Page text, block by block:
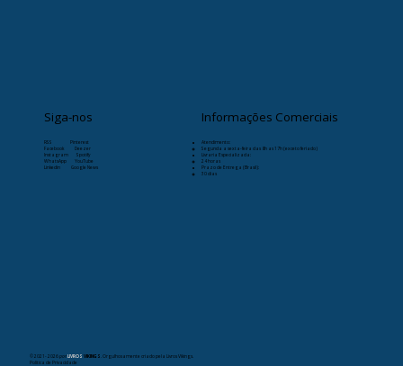
Siga-nos
RSS
Pinterest
Facebook
Deezer
Instagram
Spotify
WhatsApp
YouTube
Linkedin
Google News
Informações Comerciais
Atendimento:
Segunda a sexta-feira das 8h as 17h (exceto feriado)
Livraria Especializada:
24 horas
Prazo de Entrega (Brasil):
30 dias
© 2021- 2026por LIVROSVIKINGS . Orgulhosamente criado pela Livros Vikings.
Política de Privacidade